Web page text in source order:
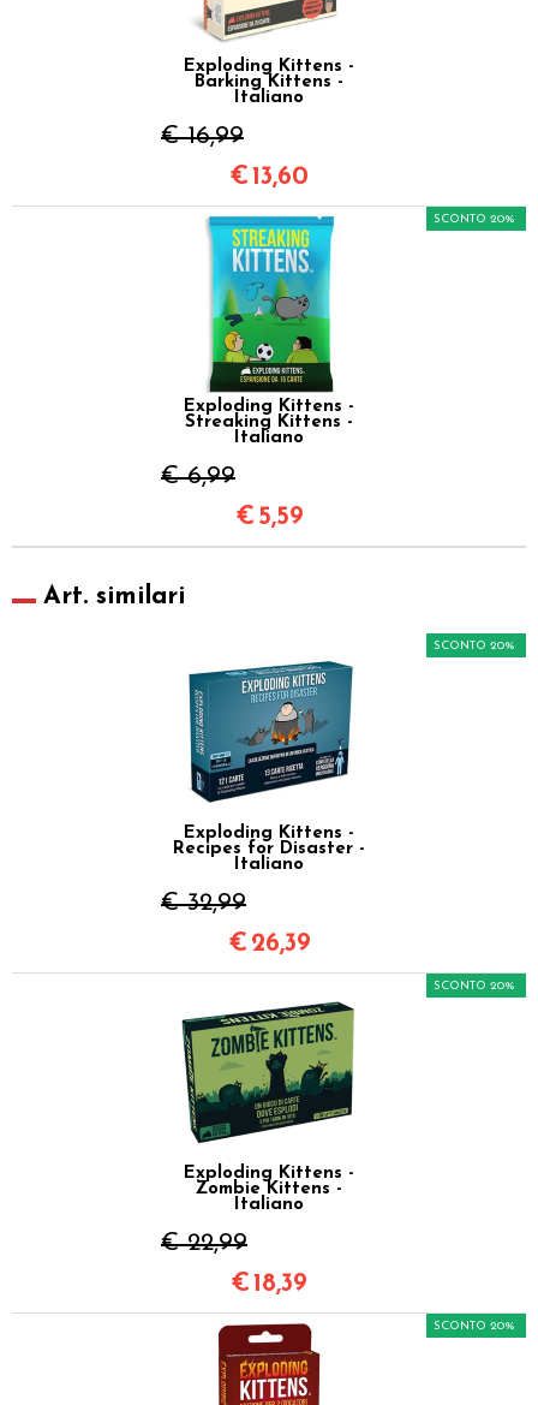
Exploding Kittens -
Barking Kittens -
Italiano
€ 16,99
€ 13,60
Exploding Kittens -
Streaking Kittens -
Italiano
€ 6,99
SCONTO 20%
€ 5,59
Art. similari
Exploding Kittens -
Recipes for Disaster -
Italiano
€ 32,99
SCONTO 20%
€ 26,39
Exploding Kittens -
Zombie Kittens -
Italiano
€ 22,99
SCONTO 20%
€ 18,39
SCONTO 20%